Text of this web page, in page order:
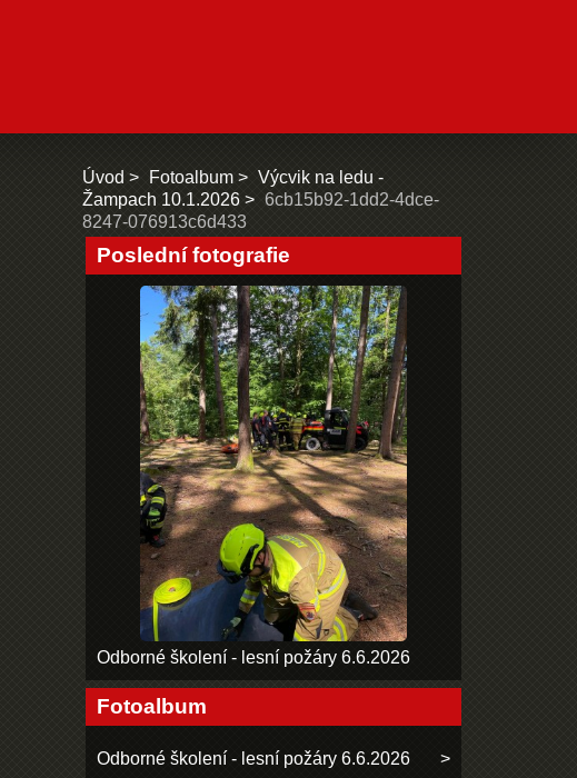
Úvod Fotoalbum
Výcvik na ledu -
Žampach 10.1.2026
6cb15b92-1dd2-4dce-
8247-076913c6d433
Poslední fotografie
Odborné školení - lesní požáry 6.6.2026
Fotoalbum
Odborné školení - lesní požáry 6.6.2026